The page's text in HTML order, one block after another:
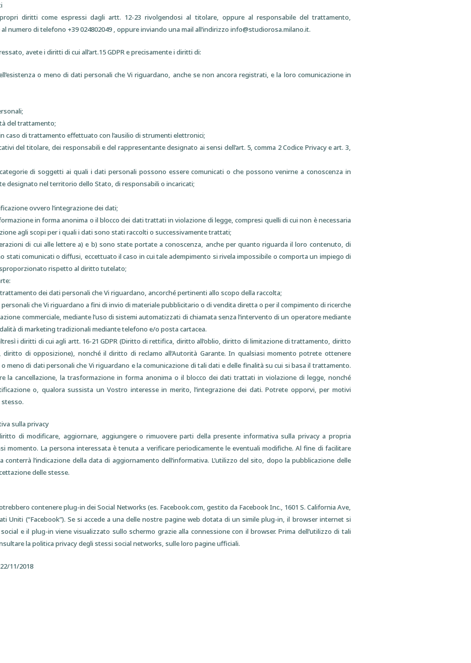
diritti come espressi dagli artt. 12-23 rivolgendosi al titolare, oppure al responsabile del trattamento,
numero di telefono +39 024802049 , oppure inviando una mail all’indirizzo info@studiorosa.milano.it.
avete i diritti di cui all’art.15 GDPR e precisamente i diritti di:
o meno di dati personali che Vi riguardano, anche se non ancora registrati, e la loro comunicazione in
del trattamento;
caso di trattamento effettuato con l’ausilio di strumenti elettronici;
del titolare, dei responsabili e del rappresentante designato ai sensi dell’art. 5, comma 2 Codice Privacy e art. 3,
di soggetti ai quali i dati personali possono essere comunicati o che possono venirne a conoscenza in
designato nel territorio dello Stato, di responsabili o incaricati;
ovvero l’integrazione dei dati;
in forma anonima o il blocco dei dati trattati in violazione di legge, compresi quelli di cui non è necessaria
agli scopi per i quali i dati sono stati raccolti o successivamente trattati;
di cui alle lettere a) e b) sono state portate a conoscenza, anche per quanto riguarda il loro contenuto, di
stati comunicati o diffusi, eccettuato il caso in cui tale adempimento si rivela impossibile o comporta un impiego di
rispetto al diritto tutelato;
dei dati personali che Vi riguardano, ancorché pertinenti allo scopo della raccolta;
che Vi riguardano a fini di invio di materiale pubblicitario o di vendita diretta o per il compimento di ricerche
commerciale, mediante l’uso di sistemi automatizzati di chiamata senza l’intervento di un operatore mediante
di marketing tradizionali mediante telefono e/o posta cartacea.
i diritti di cui agli artt. 16-21 GDPR (Diritto di rettifica, diritto all’oblio, diritto di limitazione di trattamento, diritto
di opposizione), nonché il diritto di reclamo all’Autorità Garante. In qualsiasi momento potrete ottenere
o meno di dati personali che Vi riguardano e la comunicazione di tali dati e delle finalità su cui si basa il trattamento.
la cancellazione, la trasformazione in forma anonima o il blocco dei dati trattati in violazione di legge, nonché
o, qualora sussista un Vostro interesse in merito, l’integrazione dei dati. Potrete opporvi, per motivi
sulla privacy
di modificare, aggiornare, aggiungere o rimuovere parti della presente informativa sulla privacy a propria
momento. La persona interessata è tenuta a verificare periodicamente le eventuali modifiche. Al fine di facilitare
conterrà l’indicazione della data di aggiornamento dell’informativa. L’utilizzo del sito, dopo la pubblicazione delle
delle stesse.
contenere plug-in dei Social Networks (es. Facebook.com, gestito da Facebook Inc., 1601 S. California Ave,
Uniti (“Facebook”). Se si accede a una delle nostre pagine web dotata di un simile plug-in, il browser internet si
e il plug-in viene visualizzato sullo schermo grazie alla connessione con il browser. Prima dell’utilizzo di tali
la politica privacy degli stessi social networks, sulle loro pagine ufficiali.
11/2018